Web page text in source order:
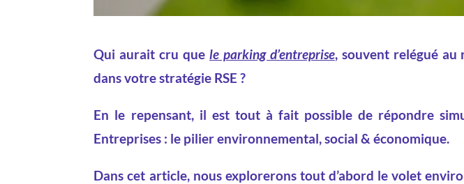
Qui aurait cru quele parking d’entreprise, souvent relégué
dans votre stratégie RSE ?
En le repensant, il est tout à fait possible de répondre
Entreprises : le pilier environnemental, social & économique.
Dans cet article, nous explorerons tout d’abord le volet